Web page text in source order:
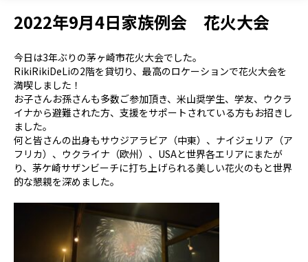
2022年9月4日家族例会 花火大会
今日は3年ぶりの茅ヶ崎市花火大会でした。
RikiRikiDeLiの2階を貸切り、最高のロケーションで花火大会を
満喫しました！
お子さんお孫さんも多数ご参加頂き、米山奨学生、学友、ウクラ
イナから避難された方、支援をサポートされている方もお招きし
ました。
何と皆さんの出身もサウジアラビア（中東）、ナイジェリア（ア
フリカ）、ウクライナ（欧州）、USAと世界各エリアにまたが
り、茅ケ崎サザンビーチに打ち上げられる美しい花火のもと世界
的な懇親を深めました。